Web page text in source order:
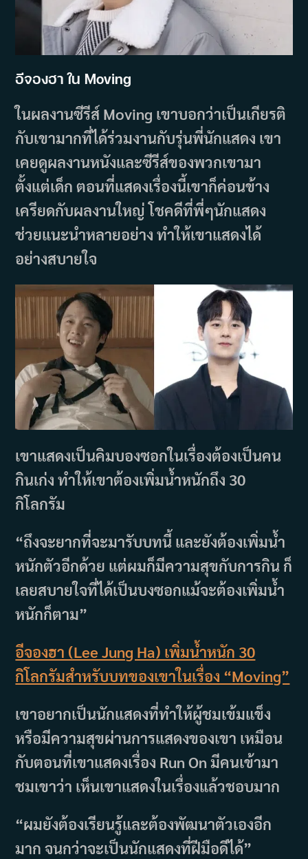
อีจองฮา ใน Moving
ในผลงานซีรีส์ Moving เขาบอกว่าเป็นเกียรติ
กับเขามากที่ได้ร่วมงานกับรุ่นพี่นักแสดง เขา
เคยดูผลงานหนังและซีรีส์ของพวกเขามา
ตั้งแต่เด็ก ตอนที่แสดงเรื่องนี้เขาก็ค่อนข้าง
เครียดกับผลงานใหญ่ โชคดีที่พี่ๆนักแสดง
ช่วยแนะนำหลายอย่าง ทำให้เขาแสดงได้
อย่างสบายใจ
เขาแสดงเป็นคิมบองซอกในเรื่องต้องเป็นคน
กินเก่ง ทำให้เขาต้องเพิ่มน้ำหนักถึง 30
กิโลกรัม
“ถึงจะยากที่จะมารับบทนี้ และยังต้องเพิ่มน้ำ
หนักตัวอีกด้วย แต่ผมก็มีความสุขกับการกิน ก็
เลยสบายใจที่ได้เป็นบงซอกแม้จะต้องเพิ่มน้ำ
หนักก็ตาม”
อีจองฮา (Lee Jung Ha) เพิ่มน้ำหนัก 30
กิโลกรัมสำหรับบทของเขาในเรื่อง “Moving”
เขาอยากเป็นนักแสดงที่ทำให้ผู้ชมเข้มแข็ง
หรือมีความสุขผ่านการแสดงของเขา เหมือน
กับตอนที่เขาแสดงเรื่อง Run On มีคนเข้ามา
ชมเขาว่า เห็นเขาแสดงในเรื่องแล้วชอบมาก
“ผมยังต้องเรียนรู้และต้องพัฒนาตัวเองอีก
มาก จนกว่าจะเป็นนักแสดงที่ฝีมือดีได้”